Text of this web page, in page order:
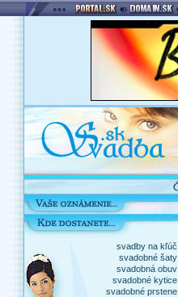
svadby na kľúč
svadobné šaty
svadobná obuv
svadobné kytice
svadobné prstene